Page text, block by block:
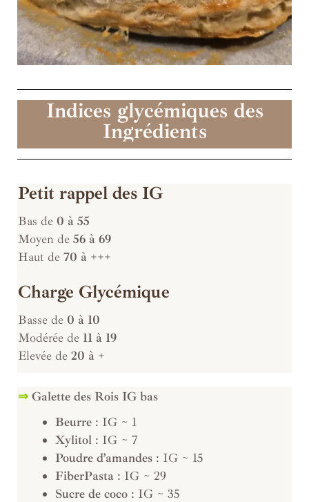
Indices glycémiques des
Ingrédients
Petit rappel des IG
Bas de 0 à 55
Moyen de 56 à 69
Haut de 70 à +++
Charge Glycémique
Basse de 0 à 10
Modérée de 11 à 19
Elevée de 20 à +
⇒ Galette des Rois IG bas
Beurre : IG ~ 1
Xylitol : IG ~ 7
Poudre d’amandes : IG ~ 15
FiberPasta : IG ~ 29
Sucre de coco : IG ~ 35